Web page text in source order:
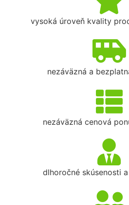
vysoká úroveň kvality
nezáväzná a
nezáväzná cenová
dlhoročné skúsenosti